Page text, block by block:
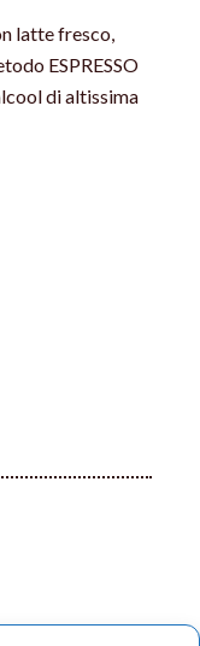
latte fresco,
ESPRESSO
di altissima